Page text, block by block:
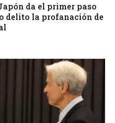
da el primer paso
delito la profanación de